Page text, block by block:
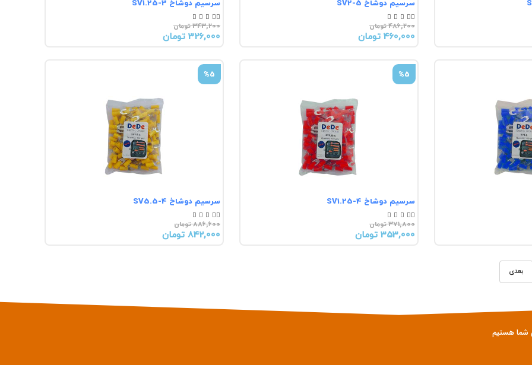
سرسیم دوشاخ SV2-5
   
486,200 تومان
460,000 تومان
سرسیم دوشاخ SV1.25-3
   
343,200 تومان
326,000 تومان
%5
سرسیم دوشاخ SV1.25-4
   
371,800 تومان
353,000 تومان
%5
سرسیم دوشاخ SV5.5-4
   
886,600 تومان
842,000 تومان
بعدی